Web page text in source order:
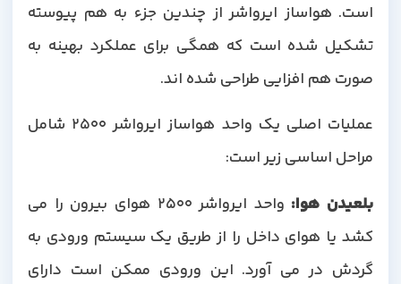
است. هواساز ایرواشر از چندین جزء به هم پیوسته
تشکیل شده است که همگی برای عملکرد بهینه به
صورت هم افزایی طراحی شده اند.
عملیات اصلی یک واحد هواساز ایرواشر 2500 شامل
مراحل اساسی زیر است:
بلعیدن هوا:
واحد ایرواشر 2500 هوای بیرون را می
کشد یا هوای داخل را از طریق یک سیستم ورودی به
گردش در می آورد. این ورودی ممکن است دارای